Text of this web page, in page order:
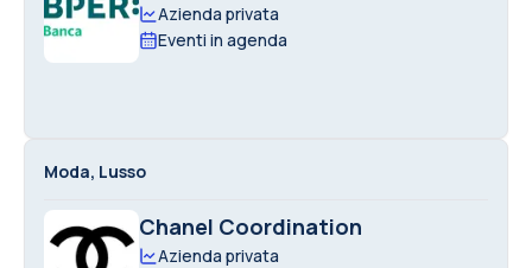
Azienda privata
Eventi in agenda
Moda, Lusso
Chanel Coordination
Azienda privata